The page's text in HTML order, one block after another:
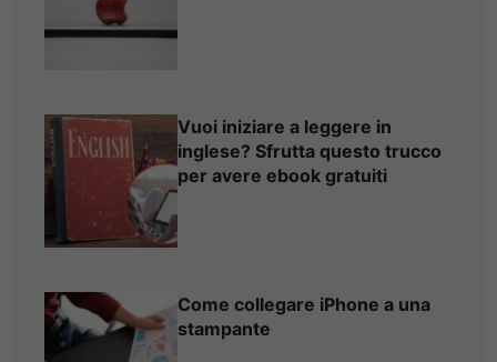
Vuoi iniziare a leggere in
inglese? Sfrutta questo trucco
per avere ebook gratuiti
Come collegare iPhone a una
stampante